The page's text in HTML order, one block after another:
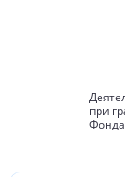
при
Фонда